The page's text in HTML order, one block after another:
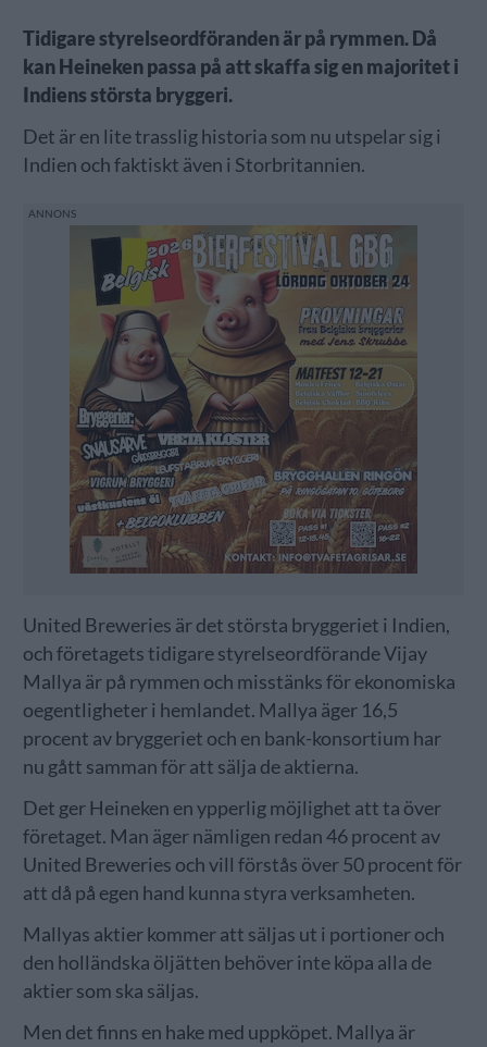
Tidigare styrelseordföranden är på rymmen. Då
kan Heineken passa på att skaffa sig en majoritet i
Indiens största bryggeri.
Det är en lite trasslig historia som nu utspelar sig i
Indien och faktiskt även i Storbritannien.
United Breweries är det största bryggeriet i Indien,
och företagets tidigare styrelseordförande Vijay
Mallya är på rymmen och misstänks för ekonomiska
oegentligheter i hemlandet. Mallya äger 16,5
procent av bryggeriet och en bank-konsortium har
nu gått samman för att sälja de aktierna.
Det ger Heineken en ypperlig möjlighet att ta över
företaget. Man äger nämligen redan 46 procent av
United Breweries och vill förstås över 50 procent för
att då på egen hand kunna styra verksamheten.
Mallyas aktier kommer att säljas ut i portioner och
den holländska öljätten behöver inte köpa alla de
aktier som ska säljas.
Men det finns en hake med uppköpet. Mallya är